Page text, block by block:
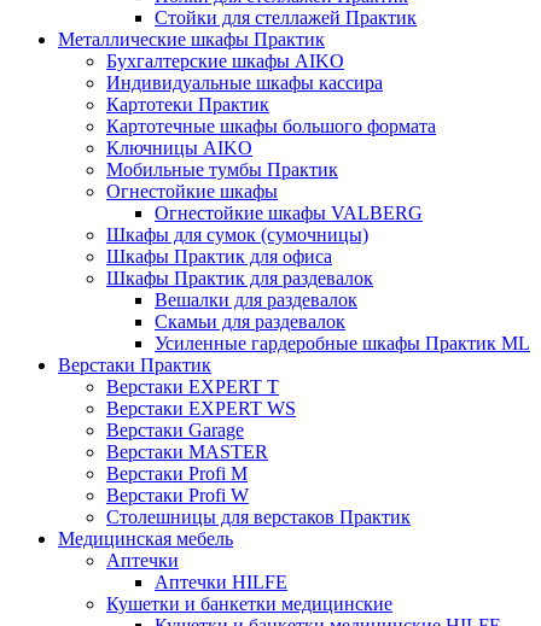
Стойки для стеллажей Практик
Металлические шкафы Практик
Бухгалтерские шкафы AIKO
Индивидуальные шкафы кассира
Картотеки Практик
Картотечные шкафы большого формата
Ключницы AIKO
Мобильные тумбы Практик
Огнестойкие шкафы
Огнестойкие шкафы VALBERG
Шкафы для сумок (сумочницы)
Шкафы Практик для офиса
Шкафы Практик для раздевалок
Вешалки для раздевалок
Скамьи для раздевалок
Усиленные гардеробные шкафы Практик ML
Верстаки Практик
Верстаки EXPERT T
Верстаки EXPERT WS
Верстаки Garage
Верстаки MASTER
Верстаки Profi M
Верстаки Profi W
Столешницы для верстаков Практик
Медицинская мебель
Аптечки
Аптечки HILFE
Кушетки и банкетки медицинские